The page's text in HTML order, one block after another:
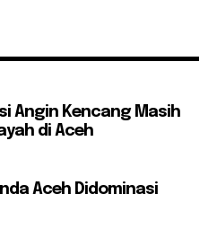
Angin Kencang Masih
di Aceh
Aceh Didominasi